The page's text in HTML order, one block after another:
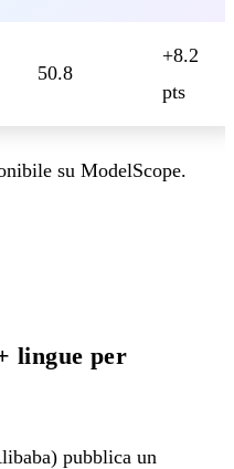
50.8
+8.2
pts
su ModelScope.
lingue per
pubblica un